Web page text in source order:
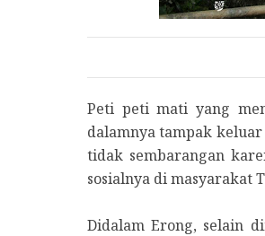
Peti peti mati yang
dalamnya tampak
tidak sembarangan
sosialnya di masyarakat
Didalam Erong, selain